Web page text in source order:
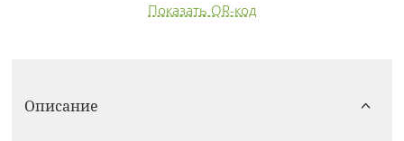
Показать QR-код
Описание